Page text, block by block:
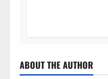
ABOUT THE AUTHOR